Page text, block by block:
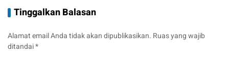
Tinggalkan Balasan
Alamat email Anda tidak akan dipublikasikan. Ruas yang wajib
ditandai*